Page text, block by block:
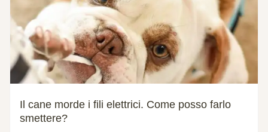
Il cane morde i fili elettrici. Come posso farlo
smettere?